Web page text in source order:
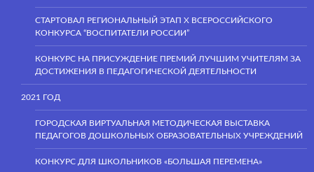
СТАРТОВАЛ РЕГИОНАЛЬНЫЙ ЭТАП Х ВСЕРОССИЙСКОГО
КОНКУРСА “ВОСПИТАТЕЛИ РОССИИ”
КОНКУРС НА ПРИСУЖДЕНИЕ ПРЕМИЙ ЛУЧШИМ УЧИТЕЛЯМ ЗА
ДОСТИЖЕНИЯ В ПЕДАГОГИЧЕСКОЙ ДЕЯТЕЛЬНОСТИ
2021 ГОД
ГОРОДСКАЯ ВИРТУАЛЬНАЯ МЕТОДИЧЕСКАЯ ВЫСТАВКА
ПЕДАГОГОВ ДОШКОЛЬНЫХ ОБРАЗОВАТЕЛЬНЫХ УЧРЕЖДЕНИЙ
КОНКУРС ДЛЯ ШКОЛЬНИКОВ «БОЛЬШАЯ ПЕРЕМЕНА»